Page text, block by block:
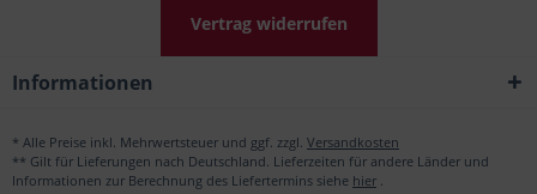
Vertrag widerrufen
Informationen
* Alle Preise inkl. Mehrwertsteuer und ggf. zzgl. Versandkosten
** Gilt für Lieferungen nach Deutschland. Lieferzeiten für andere Länder und
Informationen zur Berechnung des Liefertermins siehe hier